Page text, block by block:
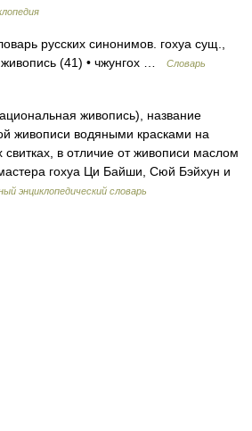
русских синонимов. гохуа сущ.,
(41) • чжунгох …
Словарь
живопись), название
живописи водяными красками на
в отличие от живописи маслом
гохуа Ци Байши, Сюй Бэйхун и
энциклопедический словарь